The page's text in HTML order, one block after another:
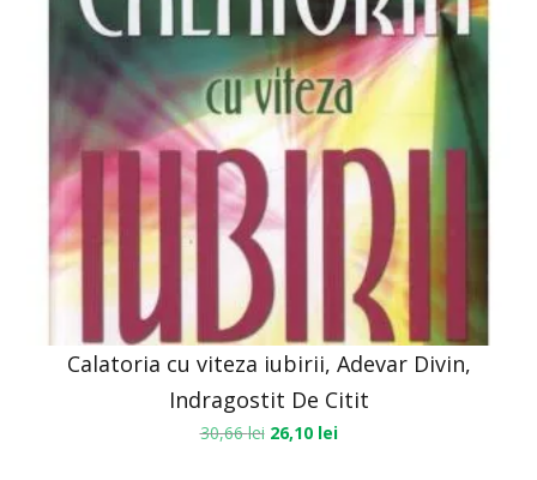
Calatoria cu viteza iubirii, Adevar Divin,
Indragostit De Citit
30,66lei 26,10 lei